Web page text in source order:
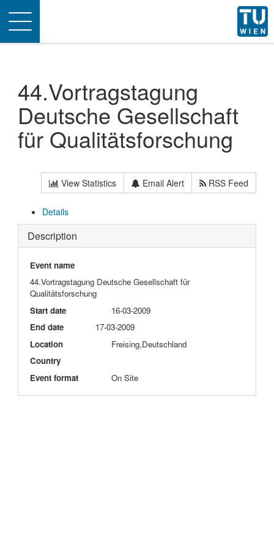
Toggle
navigation
44.Vortragstagung
Deutsche Gesellschaft
für Qualitätsforschung
View Statistics Email Alert RSS Feed
Details
Description
Event name
44.Vortragstagung Deutsche Gesellschaft für
Qualitätsforschung
Start date
16-03-2009
End date
17-03-2009
Location
Freising,Deutschland
Country
Event format
On Site